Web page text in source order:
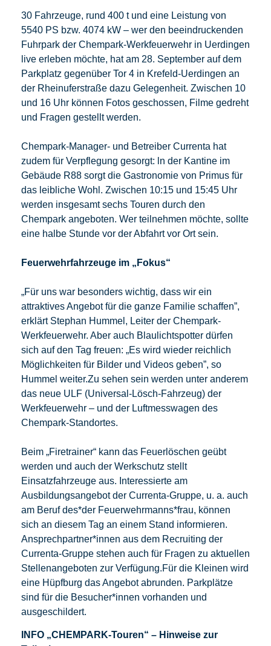
30 Fahrzeuge, rund 400 t und eine Leistung von
5540 PS bzw. 4074 kW – wer den beeindruckenden
Fuhrpark der Chempark-Werkfeuerwehr in Uerdingen
live erleben möchte, hat am 28. September auf dem
Parkplatz gegenüber Tor 4 in Krefeld-Uerdingen an
der Rheinuferstraße dazu Gelegenheit. Zwischen 10
und 16 Uhr können Fotos geschossen, Filme gedreht
und Fragen gestellt werden.
Chempark-Manager- und Betreiber Currenta hat
zudem für Verpflegung gesorgt: ln der Kantine im
Gebäude R88 sorgt die Gastronomie von Primus für
das leibliche Wohl. Zwischen 10:15 und 15:45 Uhr
werden insgesamt sechs Touren durch den
Chempark angeboten. Wer teilnehmen möchte, sollte
eine halbe Stunde vor der Abfahrt vor Ort sein.
Feuerwehrfahrzeuge im „Fokus“
„Für uns war besonders wichtig, dass wir ein
attraktives Angebot für die ganze Familie schaffen”,
erklärt Stephan Hummel, Leiter der Chempark-
Werkfeuerwehr. Aber auch Blaulichtspotter dürfen
sich auf den Tag freuen: „Es wird wieder reichlich
Möglichkeiten für Bilder und Videos geben”, so
Hummel weiter.Zu sehen sein werden unter anderem
das neue ULF (Universal-Lösch-Fahrzeug) der
Werkfeuerwehr – und der Luftmesswagen des
Chempark-Standortes.
Beim „Firetrainer“ kann das Feuerlöschen geübt
werden und auch der Werkschutz stellt
Einsatzfahrzeuge aus. Interessierte am
Ausbildungsangebot der Currenta-Gruppe, u. a. auch
am Beruf des*der Feuerwehrmanns*frau, können
sich an diesem Tag an einem Stand informieren.
Ansprechpartner*innen aus dem Recruiting der
Currenta-Gruppe stehen auch für Fragen zu aktuellen
Stellenangeboten zur Verfügung.Für die Kleinen wird
eine Hüpfburg das Angebot abrunden. Parkplätze
sind für die Besucher*innen vorhanden und
ausgeschildert.
INFO „CHEMPARK-Touren“ – Hinweise zur